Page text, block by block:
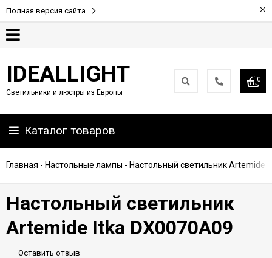
Полная версия сайта ×
Партнерам
Доставка
IDEALLIGHT
Светильники и люстры из Европы
0
Каталог товаров
Главная - Настольные лампы - Настольный светильник Artemide
Настольный светильник
Artemide Itka DX0070A09
Оставить отзыв